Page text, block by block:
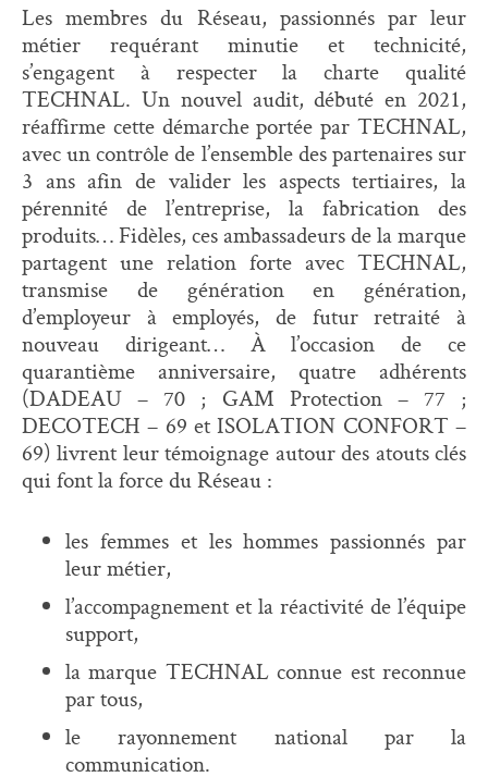
Les membres du Réseau, passionnés par leur
métier requérant minutie et technicité,
s’engagent à respecter la charte qualité
TECHNAL. Un nouvel audit, débuté en 2021,
réaffirme cette démarche portée par TECHNAL,
avec un contrôle de l’ensemble des partenaires sur
3 ans afin de valider les aspects tertiaires, la
pérennité de l’entreprise, la fabrication des
produits… Fidèles, ces ambassadeurs de la marque
partagent une relation forte avec TECHNAL,
transmise de génération en génération,
d’employeur à employés, de futur retraité à
nouveau dirigeant… À l’occasion de ce
quarantième anniversaire, quatre adhérents
(DADEAU – 70 ; GAM Protection – 77 ;
DECOTECH – 69 et ISOLATION CONFORT –
69) livrent leur témoignage autour des atouts clés
qui font la force du Réseau :
les femmes et les hommes passionnés par
leur métier,
l’accompagnement et la réactivité de l’équipe
support,
la marque TECHNAL connue est reconnue
par tous,
le rayonnement national par la
communication.